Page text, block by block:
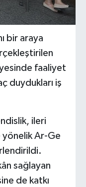
bir araya
faaliyet
duydukları iş
ileri
Ar-Ge
sağlayan
de katkı